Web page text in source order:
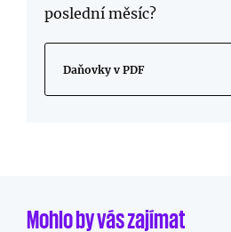
poslední měsíc?
Daňovky v PDF
Mohlo by vás zajímat